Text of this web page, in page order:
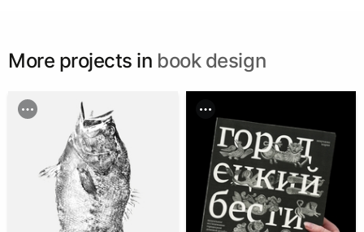
More projects in book design